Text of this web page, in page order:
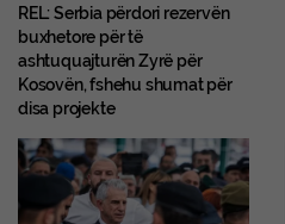
REL: Serbia përdori rezervën
buxhetore për të
ashtuquajturën Zyrë për
Kosovën, fshehu shumat për
disa projekte